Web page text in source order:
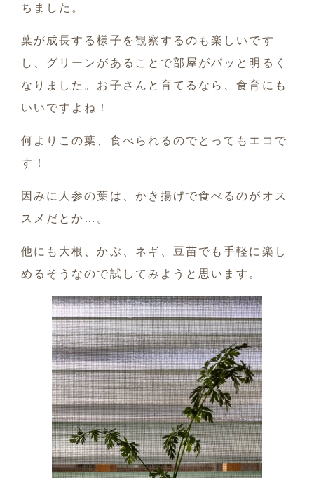
ちました。
葉が成長する様子を観察するのも楽しいです
し、グリーンがあることで部屋がパッと明るく
なりました。お子さんと育てるなら、食育にも
いいですよね！
何よりこの葉、食べられるのでとってもエコで
す！
因みに人参の葉は、かき揚げで食べるのがオス
スメだとか…。
他にも大根、かぶ、ネギ、豆苗でも手軽に楽し
めるそうなので試してみようと思います。